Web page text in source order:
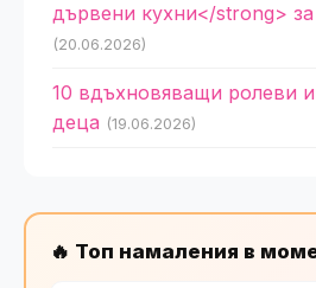
дървени кухни</strong> за
(20.06.2026)
10 вдъхновяващи ролеви
деца (19.06.2026)
🔥 Топ намаления в